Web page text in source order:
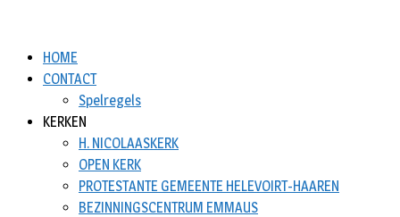
HOME
CONTACT
Spelregels
KERKEN
H. NICOLAASKERK
OPEN KERK
PROTESTANTE GEMEENTE HELEVOIRT-HAAREN
BEZINNINGSCENTRUM EMMAUS